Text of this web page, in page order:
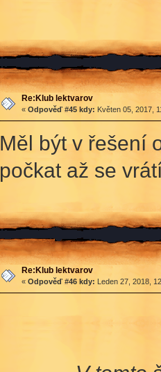
Re:Klub lektvarov
« Odpověď #45 kdy: Květen 05, 2017,
Měl být v řešení
počkat až se
Re:Klub lektvarov
« Odpověď #46 kdy: Leden 27, 2018,